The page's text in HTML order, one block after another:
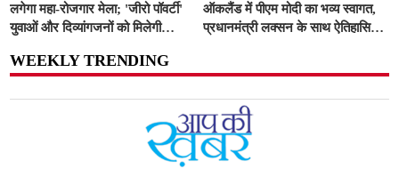
लगेगा महा-रोजगार मेला; 'जीरो पॉवर्टी'
युवाओं और दिव्यांगजनों को मिलेगी
ऑकलैंड में पीएम मोदी का भव्य स्वागत,
प्रधानमंत्री लक्सन के साथ ऐतिहासिक
WEEKLY TRENDING